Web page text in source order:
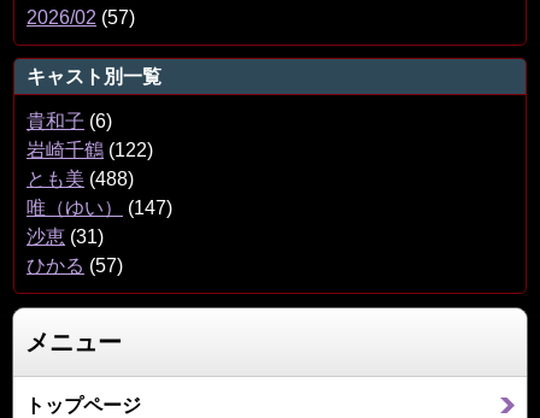
2026/02 (57)
キャスト別一覧
貴和子 (6)
岩崎千鶴 (122)
とも美 (488)
唯（ゆい）
(147)
沙恵 (31)
ひかる (57)
メニュー
トップページ